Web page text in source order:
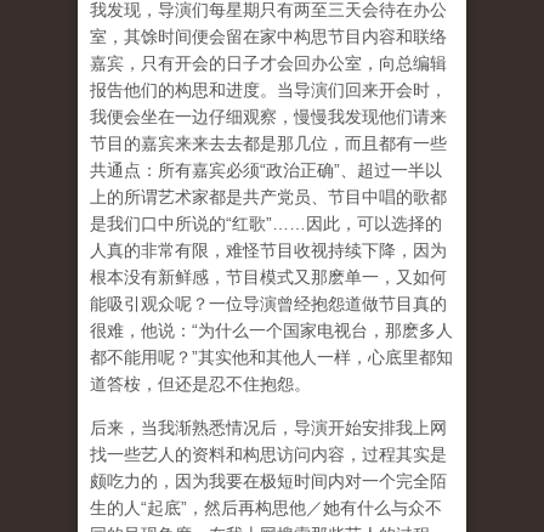
我发现，导演们每星期只有两至三天会待在办公
室，其馀时间便会留在家中构思节目内容和联络
嘉宾，只有开会的日子才会回办公室，向总编辑
报告他们的构思和进度。当导演们回来开会时，
我便会坐在一边仔细观察，慢慢我发现他们请来
节目的嘉宾来来去去都是那几位，而且都有一些
共通点：所有嘉宾必须“政治正确”、超过一半以
上的所谓艺术家都是共产党员、节目中唱的歌都
是我们口中所说的“红歌”……因此，可以选择的
人真的非常有限，难怪节目收视持续下降，因为
根本没有新鲜感，节目模式又那麽单一，又如何
能吸引观众呢？一位导演曾经抱怨道做节目真的
很难，他说：“为什么一个国家电视台，那麽多人
都不能用呢？”其实他和其他人一样，心底里都知
道答桉，但还是忍不住抱怨。
后来，当我渐熟悉情况后，导演开始安排我上网
找一些艺人的资料和构思访问内容，过程其实是
颇吃力的，因为我要在极短时间内对一个完全陌
生的人“起底”，然后再构思他／她有什么与众不